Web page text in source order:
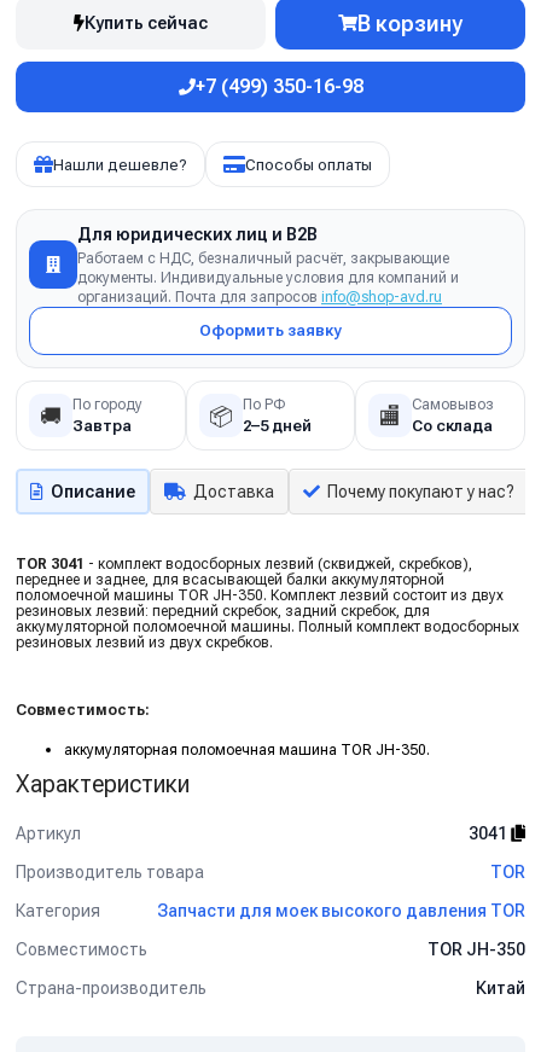
Купить сейчас В корзину
+7 (499) 350-16-98
Нашли дешевле? Способы оплаты
Для юридических лиц и B2B
Работаем с НДС, безналичный расчёт, закрывающие
документы. Индивидуальные условия для компаний и
организаций. Почта для запросов info@shop-avd.ru
Оформить заявку
🚚 По городу
Завтра 📦 По РФ
2–5 дней 🏬 Самовывоз
Со склада
Описание Доставка Почему покупают у нас?
TOR 3041 - комплект водосборных лезвий (сквиджей, скребков),
переднее и заднее, для всасывающей балки аккумуляторной
поломоечной машины TOR JH-350. Комплект лезвий состоит из двух
резиновых лезвий: передний скребок, задний скребок, для
аккумуляторной поломоечной машины. Полный комплект водосборных
резиновых лезвий из двух скребков.
Совместимость:
аккумуляторная поломоечная машина TOR JH-350.
Характеристики
Артикул
3041
Производитель товара
TOR
Категория
Запчасти для моек высокого давления TOR
Совместимость
TOR JH-350
Страна-производитель
Китай